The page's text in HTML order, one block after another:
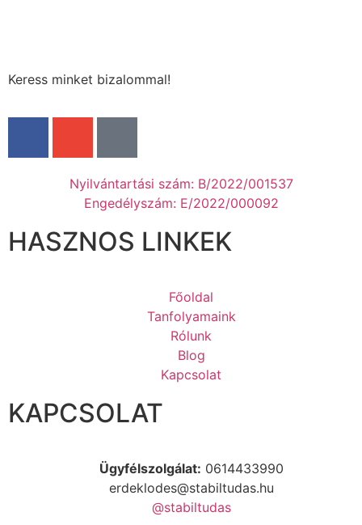
Keress minket bizalommal!
Nyilvántartási szám: B/2022/001537
Engedélyszám: E/2022/000092
HASZNOS LINKEK
Főoldal
Tanfolyamaink
Rólunk
Blog
Kapcsolat
KAPCSOLAT
Ügyfélszolgálat: 0614433990
erdeklodes@stabiltudas.hu
@stabiltudas